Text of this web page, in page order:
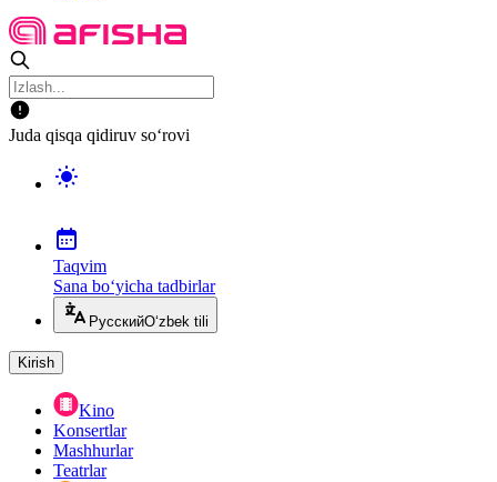
Juda qisqa qidiruv so‘rovi
Taqvim
Sana bo‘yicha tadbirlar
РусскийO‘zbek tili
Kirish
Kino
Konsertlar
Mashhurlar
Teatrlar